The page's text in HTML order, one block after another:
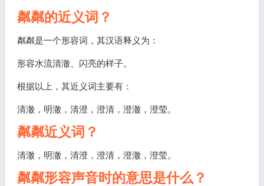
粼粼的近义词？
粼粼是一个形容词，其汉语释义为：
形容水流清澈、闪亮的样子。
根据以上，其近义词主要有：
清澈，明澈，清澄，澄清，澄澈，澄莹。
粼粼近义词？
清澈，明澈，清澄，澄清，澄澈，澄莹。
粼粼形容声音时的意思是什么？